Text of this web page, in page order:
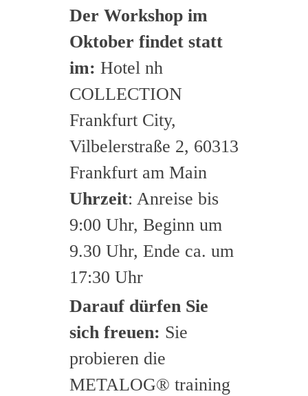
Der Workshop im
Oktober findet statt
im: Hotel nh
COLLECTION
Frankfurt City,
Vilbelerstraße 2, 60313
Frankfurt am Main
Uhrzeit: Anreise bis
9:00 Uhr, Beginn um
9.30 Uhr, Ende ca. um
17:30 Uhr
Darauf dürfen Sie
sich freuen: Sie
probieren die
METALOG® training